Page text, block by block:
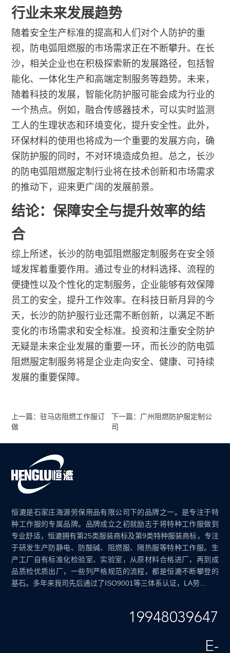
行业未来发展趋势
随着安全生产标准的提高和人们对个人防护的重
视，防电弧阻燃服的市场需求正在不断攀升。在长
沙，相关企业也在积极探索新的发展路径，包括智
能化、一体化生产和高端定制服务等趋势。未来，
随着科技的发展，智能化防护服可能会成为行业的
一个热点。例如，融合传感器技术，可以实时监测
工人的生理状态和环境变化，提升安全性。此外，
环保材料的使用也将成为一个重要的发展方向，确
保防护服的同时，不对环境造成负担。总之，长沙
的防电弧阻燃服定制行业将在技术创新和市场需求
的推动下，迎来更广阔的发展前景。
结论：保障安全与提升效率的结
合
综上所述，长沙的防电弧阻燃服定制服务在安全领
域发挥着重要作用。通过专业的材料选择、流程的
便捷性以及个性化的定制服务，企业能够有效保障
员工的安全，提升工作效率。在科技日新月异的今
天，长沙的防护服行业还需不断创新，以满足不断
变化的市场需求和安全标准。投资和注重安全防护
无疑是未来企业发展的重要一环，而长沙的防电弧
阻燃服定制服务将是企业走向安全、健康、可持续
发展的重要保障。
上一篇：驻马店阻燃工作服订
做
下一篇：广州阻燃防护服定制公
司
恒漉是石家庄海源劳保用品有限公司下的品牌之一。是专注于特
种工作服的专属品牌。品牌成立之初就励志于将特种工作服做到
专业舒适，恒漉拥有第25类服装商标及第9类特种服装商标，专注
于研发生产防静电、防酸碱、阻燃服、隔热服等特种工作服。生
产工厂自有标准化检验室、实验室，从原材料合格进厂，再到成
品质检优质出厂，一些列严格规范的流程，都是恒漉不断攀登的
基石。多年来我司先后通过了ISO9001等三体系认证，LA劳...
19948039647
E-